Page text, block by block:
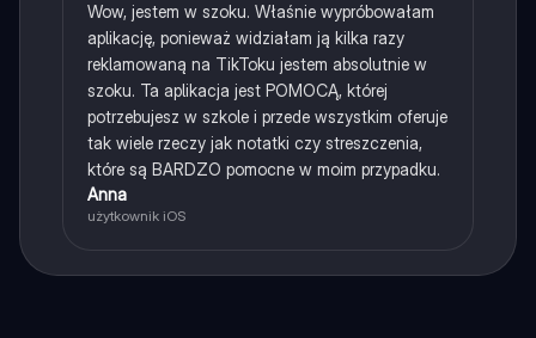
Wow, jestem w szoku. Właśnie wypróbowałam
aplikację, ponieważ widziałam ją kilka razy
reklamowaną na TikToku jestem absolutnie w
szoku. Ta aplikacja jest POMOCĄ, której
potrzebujesz w szkole i przede wszystkim oferuje
tak wiele rzeczy jak notatki czy streszczenia,
które są BARDZO pomocne w moim przypadku.
Anna
użytkownik iOS